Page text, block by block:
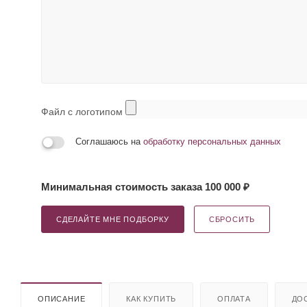
Файл с логотипом
Соглашаюсь на обработку персональных данных
Минимальная стоимость заказа 100 000 ₽
СДЕЛАЙТЕ МНЕ ПОДБОРКУ СБРОСИТЬ
ОПИСАНИЕ КАК КУПИТЬ ОПЛАТА